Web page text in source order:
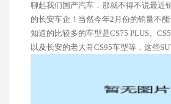
聊起我们国产汽车，那就不得不说最近
的长安车企！当然今年2月份的销量不
知道的比较多的车型是CS75 PLUS、
以及长安的老大哥CS95车型等，这些